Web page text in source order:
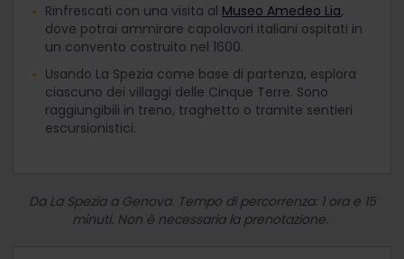
Rinfrescati con una visita al Museo Amedeo Lia,
dove potrai ammirare capolavori italiani ospitati in
un convento costruito nel 1600.
Usando La Spezia come base di partenza, esplora
ciascuno dei villaggi delle Cinque Terre. Sono
raggiungibili in treno, traghetto o tramite sentieri
escursionistici.
Da La Spezia a Genova. Tempo di percorrenza: 1 ora e 15
minuti. Non è necessaria la prenotazione.